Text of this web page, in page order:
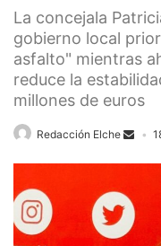
La concejala
gobierno local
asfalto" mientras
reduce la
millones de euros
Redacción Elche